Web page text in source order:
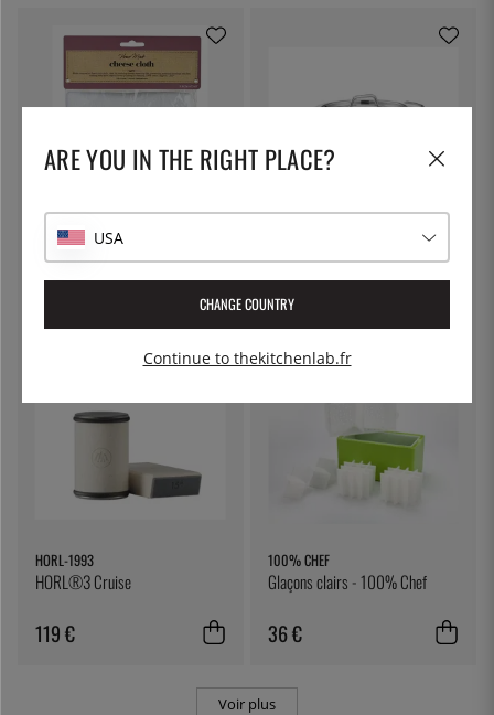
KITCHEN CRAFT
Toile à fromage, toile filtrante -
Kitchen Craft
verrouillable, 5 litres - Patina
55 €
HORL-1993
HORL®3 Cruise
119 €
100% CHEF
Glaçons clairs - 100% Chef
36 €
Voir plus
ARE YOU IN THE RIGHT PLACE?
USA
CHANGE COUNTRY
Continue to thekitchenlab.fr